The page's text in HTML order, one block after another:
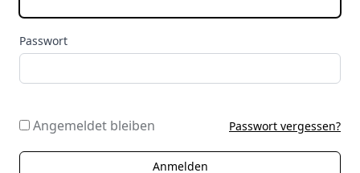
Passwort
Angemeldet bleiben Passwort vergessen?